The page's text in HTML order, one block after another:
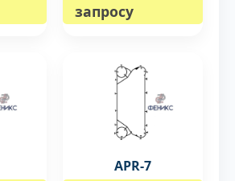
запросу
APR-7